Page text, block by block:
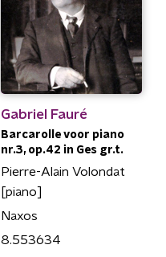
Gabriel Fauré
Barcarolle voor piano
nr.3, op.42 in Ges gr.t.
Pierre-Alain Volondat
[piano]
Naxos
8.553634